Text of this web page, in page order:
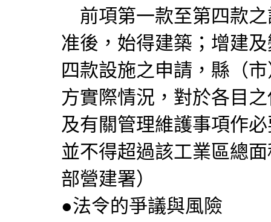
前項第一款至第四款
准後，始得建築；增建
四款設施之申請，縣（
方實際情況，對於各目
及有關管理維護事項作
並不得超過該工業區總
部營建署）
●法令的爭議與風險